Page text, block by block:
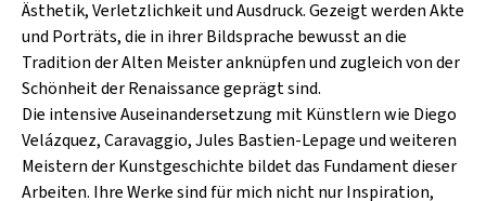
CAFÉ WOLF
POSTGARAGE
KUNSTGARTEN
KRISTALLWERK
HARD & HEAVY
SINGER-SONGWRITER
VOLKSMUSIK
KULTURLAND STEIERMARK
Ästhetik, Verletzlichkeit und Ausdruck. Gezeigt werden Akte
und Porträts, die in ihrer Bildsprache bewusst an die
Tradition der Alten Meister anknüpfen und zugleich von der
Schönheit der Renaissance geprägt sind.
Die intensive Auseinandersetzung mit Künstlern wie Diego
Velázquez, Caravaggio, Jules Bastien-Lepage und weiteren
Meistern der Kunstgeschichte bildet das Fundament dieser
Arbeiten. Ihre Werke sind für mich nicht nur Inspiration,